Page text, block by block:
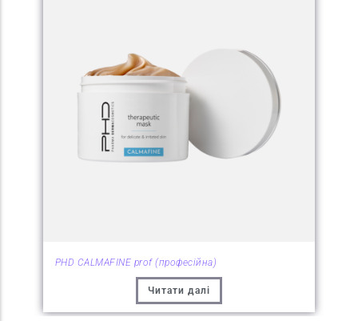
PHD CALMAFINE prof (професійна)
Читати далі